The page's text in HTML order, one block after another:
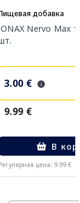
добавка
Nervo Max
3.00 €
9.99 €
В
цена: 9.99 €